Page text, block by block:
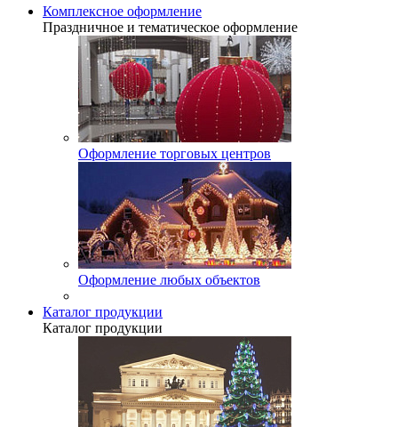
Комплексное оформление
Праздничное и тематическое оформление
Оформление торговых центров
Оформление любых объектов
Каталог продукции
Каталог продукции